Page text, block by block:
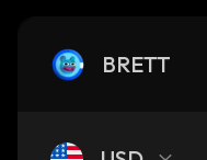
BRETT